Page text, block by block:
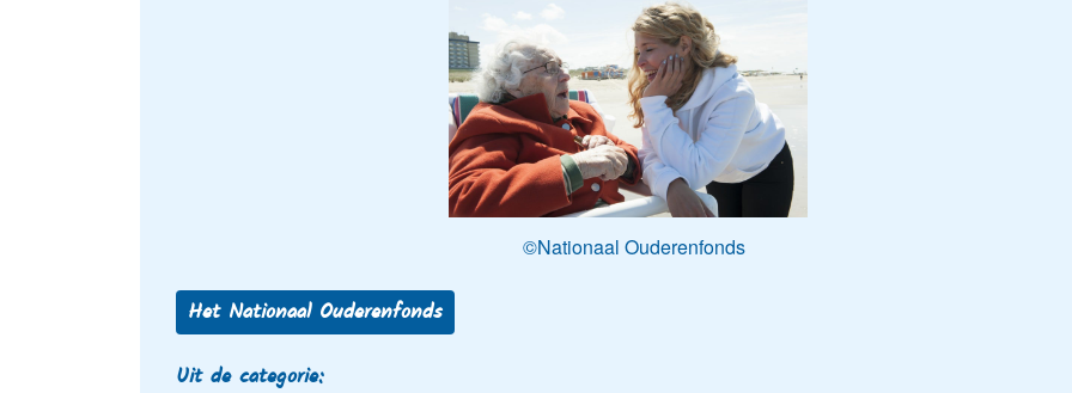
©Nationaal Ouderenfonds
Het Nationaal Ouderenfonds
Uit de categorie: